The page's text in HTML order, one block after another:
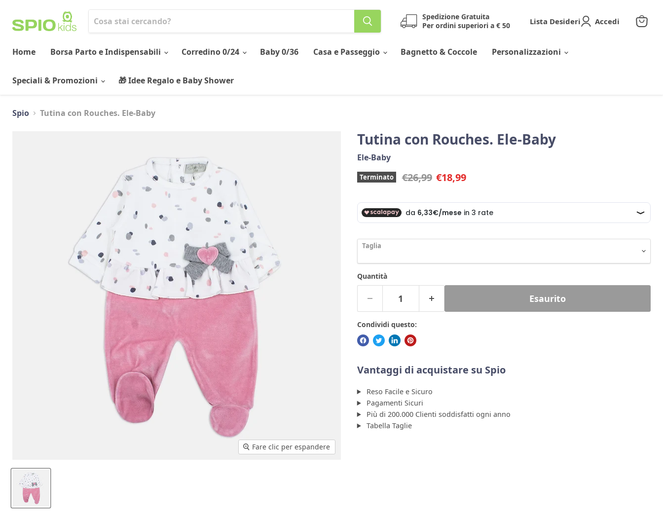
Spedizione Gratuita
Per ordini superiori a € 50
Lista Desideri Accedi
Home Borsa Parto e Indispensabili Corredino 0/24 Baby 0/36 Casa e Passeggio Bagnetto & Coccole Personalizzazioni
Speciali & Promozioni 🎁 Idee Regalo e Baby Shower
Spio Tutina con Rouches. Ele-Baby
Fare clic per espandere
Tutina con Rouches. Ele-Baby
Ele-Baby
Terminato Prezzo originale
€26,99 Prezzo corrente
€18,99
Taglia
Quantità
Esaurito
Condividi questo:
Vantaggi di acquistare su Spio
Reso Facile e Sicuro
Pagamenti Sicuri
Più di 200.000 Clienti soddisfatti ogni anno
Tabella Taglie